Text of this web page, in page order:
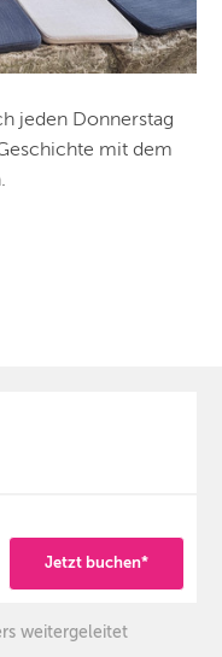
jeden Donnerstag
mit dem
Jetzt buchen*
weitergeleitet